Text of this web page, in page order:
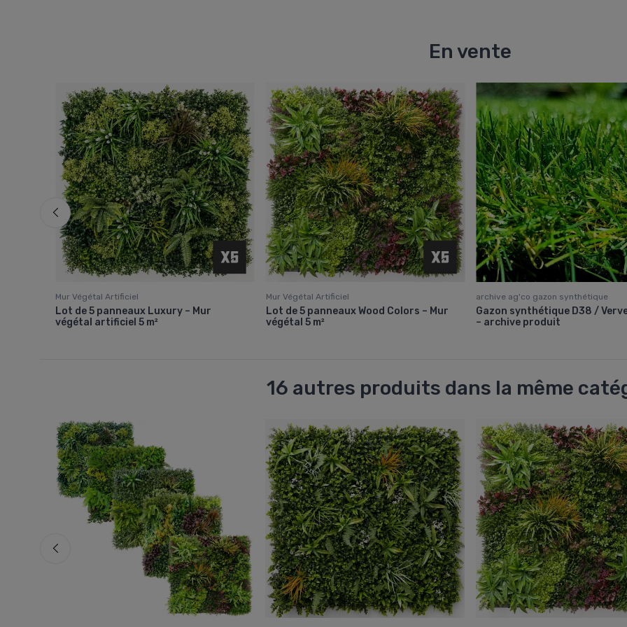
En vente
Mur Végétal Artificiel
Lot de 5 panneaux Luxury – Mur
végétal artificiel 5 m²
Mur Végétal Artificiel
Lot de 5 panneaux Wood Colors – Mur
végétal 5 m²
archive ag'co gazon synthétique
Gazon synthétique D38 /
– archive produit
16 autres produits dans la même